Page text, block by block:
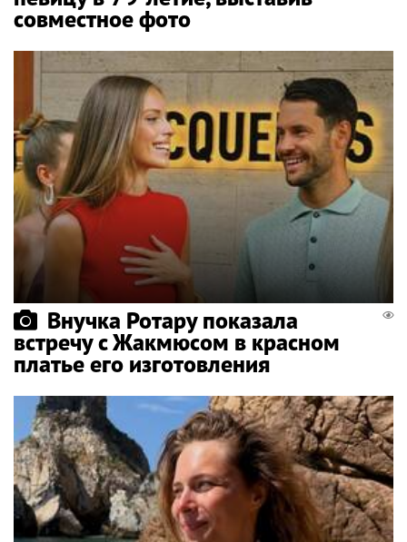
совместное фото
Внучка Ротару показала
встречу с Жакмюсом в красном
платье его изготовления